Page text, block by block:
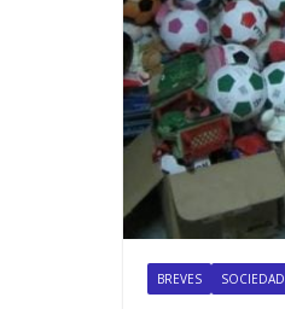
BREVES SOCIEDAD